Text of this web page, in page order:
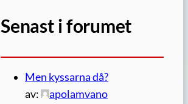
Senast i forumet
Men kyssarna då?
av:
apolamvano